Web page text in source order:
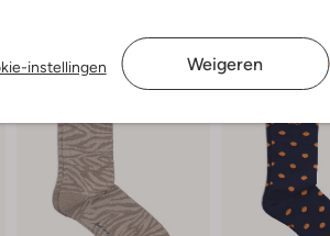
instellingen Weigeren